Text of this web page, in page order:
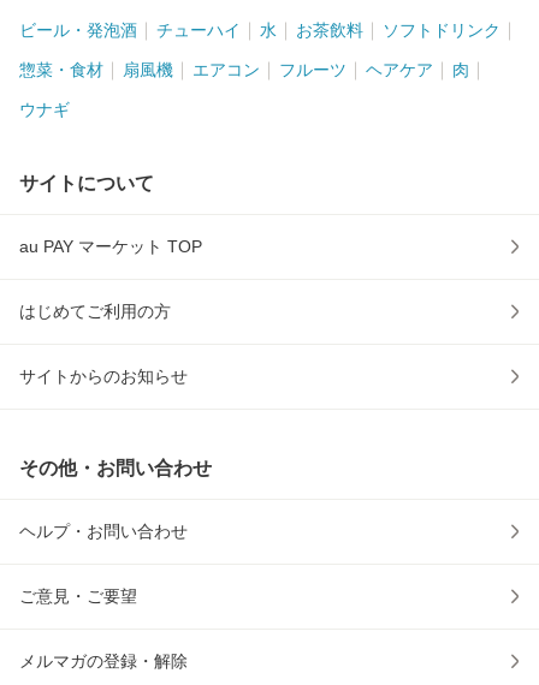
ビール・発泡酒 チューハイ 水 お茶飲料 ソフトドリンク
惣菜・食材 扇風機 エアコン フルーツ ヘアケア 肉
ウナギ
サイトについて
au PAY マーケット TOP
はじめてご利用の方
サイトからのお知らせ
その他・お問い合わせ
ヘルプ・お問い合わせ
ご意見・ご要望
メルマガの登録・解除